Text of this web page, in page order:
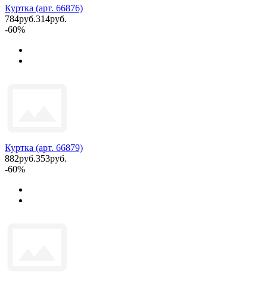
Куртка (арт. 66876)
784руб.314руб.
-60%
Куртка (арт. 66879)
882руб.353руб.
-60%